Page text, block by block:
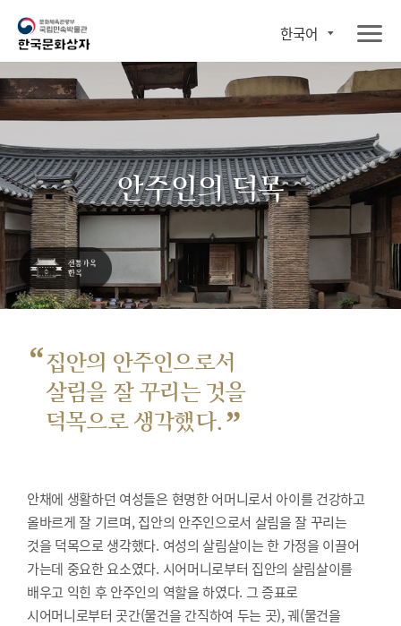
한국어
안주인의 덕목
“집안의 안주인으로서
살림을 잘 꾸리는 것을
덕목으로 생각했다. ”
안채에 생활하던 여성들은 현명한 어머니로서 아이를 건강하고
올바르게 잘 기르며, 집안의 안주인으로서 살림을 잘 꾸리는
것을 덕목으로 생각했다. 여성의 살림살이는 한 가정을 이끌어
가는데 중요한 요소였다. 시어머니로부터 집안의 살림살이를
배우고 익힌 후 안주인의 역할을 하였다. 그 증표로
시어머니로부터 곳간(물건을 간직하여 두는 곳), 궤(물건을